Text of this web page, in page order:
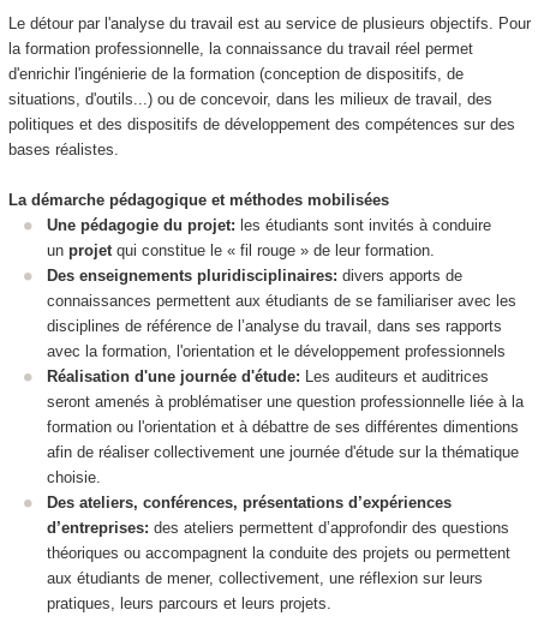
Le détour par l'analyse du travail est au service de plusieurs objectifs. Pour
la formation professionnelle, la connaissance du travail réel permet
d'enrichir l'ingénierie de la formation (conception de dispositifs, de
situations, d'outils...) ou de concevoir, dans les milieux de travail, des
politiques et des dispositifs de développement des compétences sur des
bases réalistes.
La démarche pédagogique et méthodes mobilisées
Une pédagogie du projet: les étudiants sont invités à conduire
un projetqui constitue le « fil rouge » de leur formation.
Des enseignements pluridisciplinaires: divers apports de
connaissances permettent aux étudiants de se familiariser avec les
disciplines de référence de l’analyse du travail, dans ses rapports
avec la formation, l'orientation et le développement professionnels
Réalisation d'une journée d'étude: Les auditeurs et auditrices
seront amenés à problématiser une question professionnelle liée à la
formation ou l'orientation et à débattre de ses différentes dimentions
afin de réaliser collectivement une journée d'étude sur la thématique
choisie.
Des ateliers, conférences, présentations d’expériences
d’entreprises: des ateliers permettent d’approfondir des questions
théoriques ou accompagnent la conduite des projets ou permettent
aux étudiants de mener, collectivement, une réflexion sur leurs
pratiques, leurs parcours et leurs projets.